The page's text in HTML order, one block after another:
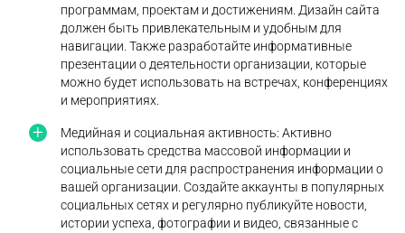
программам, проектам и достижениям. Дизайн сайта
должен быть привлекательным и удобным для
навигации. Также разработайте информативные
презентации о деятельности организации, которые
можно будет использовать на встречах, конференциях
и мероприятиях.
Медийная и социальная активность: Активно
использовать средства массовой информации и
социальные сети для распространения информации о
вашей организации. Создайте аккаунты в популярных
социальных сетях и регулярно публикуйте новости,
истории успеха, фотографии и видео, связанные с